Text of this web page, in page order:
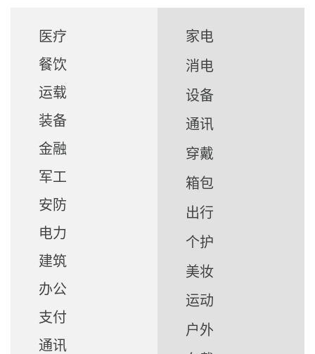
医疗
餐饮
运载
装备
金融
军工
安防
电力
建筑
办公
支付
通讯
家电
消电
设备
通讯
穿戴
箱包
出行
个护
美妆
运动
户外